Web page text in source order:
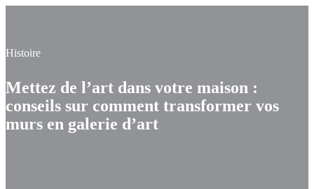
Histoire
Mettez de l’art dans votre maison :
conseils sur comment transformer vos
murs en galerie d’art